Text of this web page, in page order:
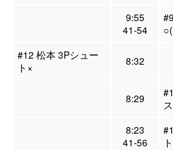
9:55
41-54
#12 松本 3Pシュー
ト×
8:32
8:29
8:23
41-56